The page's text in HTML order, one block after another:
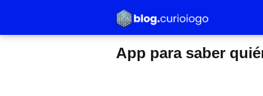
App para saber